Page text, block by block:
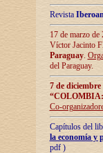
Revista
17 de marzo
Víctor Jacinto
Paraguay.
del Paraguay.
7 de
Co-
Capítulos del
la economía y
pdf )